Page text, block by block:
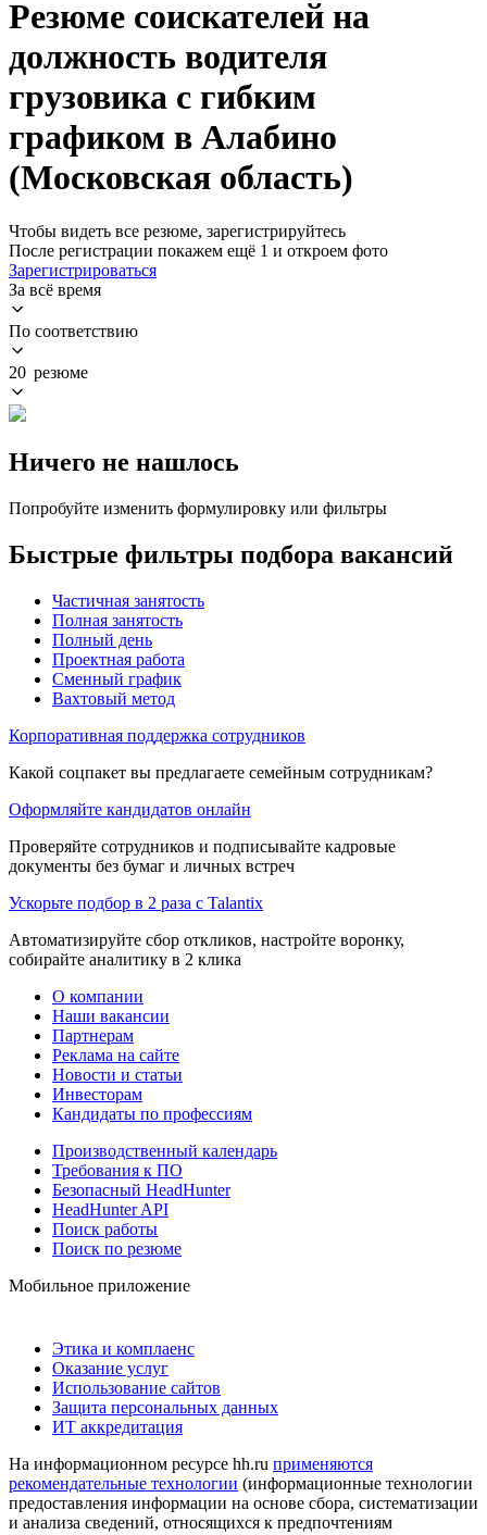
Резюме соискателей на
должность водителя
грузовика с гибким
графиком в Алабино
(Московская область)
Чтобы видеть все резюме, зарегистрируйтесь
После регистрации покажем ещё 1 и откроем фото
Зарегистрироваться
За всё время
По соответствию
20 резюме
Ничего не нашлось
Попробуйте изменить формулировку или фильтры
Быстрые фильтры подбора вакансий
Частичная занятость
Полная занятость
Полный день
Проектная работа
Сменный график
Вахтовый метод
Корпоративная поддержка сотрудников
Какой соцпакет вы предлагаете семейным сотрудникам?
Оформляйте кандидатов онлайн
Проверяйте сотрудников и подписывайте кадровые
документы без бумаг и личных встреч
Ускорьте подбор в 2 раза с Talantix
Автоматизируйте сбор откликов, настройте воронку,
собирайте аналитику в 2 клика
О компании
Наши вакансии
Партнерам
Реклама на сайте
Новости и статьи
Инвесторам
Кандидаты по профессиям
Производственный календарь
Требования к ПО
Безопасный HeadHunter
HeadHunter API
Поиск работы
Поиск по резюме
Мобильное приложение
Этика и комплаенс
Оказание услуг
Использование сайтов
Защита персональных данных
ИТ аккредитация
На информационном ресурсе hh.ru применяются
рекомендательные технологии (информационные технологии
предоставления информации на основе сбора, систематизации
и анализа сведений, относящихся к предпочтениям